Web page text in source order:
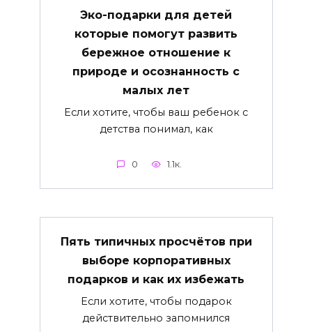
Эко-подарки для детей
которые помогут развить
бережное отношение к
природе и осознанность с
малых лет
Если хотите, чтобы ваш ребенок с
детства понимал, как
0 1.1к.
Пять типичных просчётов при
выборе корпоративных
подарков и как их избежать
Если хотите, чтобы подарок
действительно запомнился